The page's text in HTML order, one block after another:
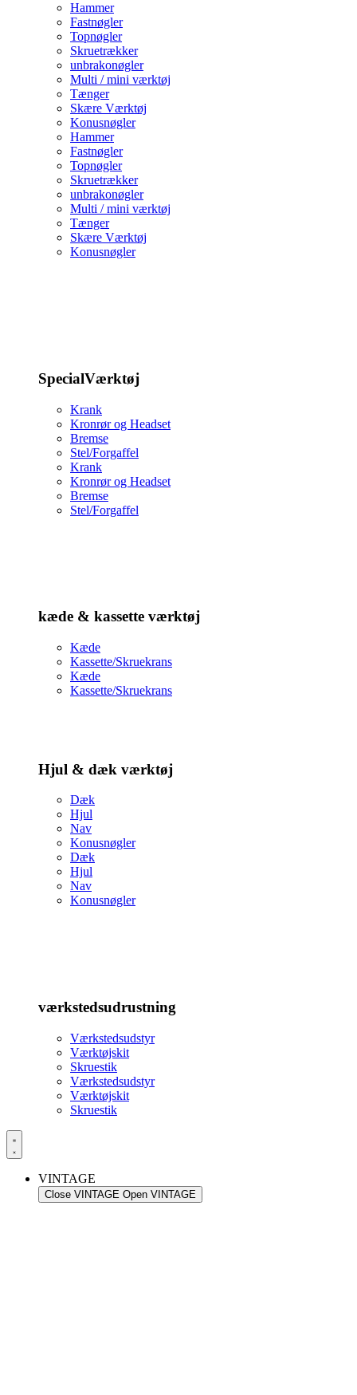
Hammer
Fastnøgler
Topnøgler
Skruetrækker
unbrakonøgler
Multi / mini værktøj
Tænger
Skære Værktøj
Konusnøgler
Hammer
Fastnøgler
Topnøgler
Skruetrækker
unbrakonøgler
Multi / mini værktøj
Tænger
Skære Værktøj
Konusnøgler
SpecialVærktøj
Krank
Kronrør og Headset
Bremse
Stel/Forgaffel
Krank
Kronrør og Headset
Bremse
Stel/Forgaffel
kæde & kassette værktøj
Kæde
Kassette/Skruekrans
Kæde
Kassette/Skruekrans
Hjul & dæk værktøj
Dæk
Hjul
Nav
Konusnøgler
Dæk
Hjul
Nav
Konusnøgler
værkstedsudrustning
Værkstedsudstyr
Værktøjskit
Skruestik
Værkstedsudstyr
Værktøjskit
Skruestik
VINTAGE
Close VINTAGE Open VINTAGE